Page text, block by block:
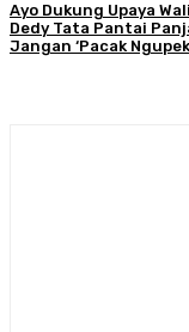
Ayo Dukung Upaya
Dedy Tata Pantai
Jangan ‘Pacak